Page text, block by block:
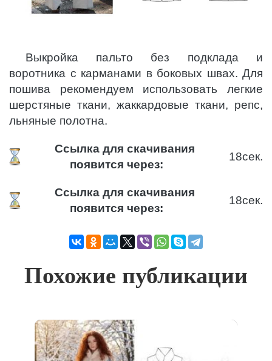
Выкройка пальто без подклада и
воротника с карманами в боковых швах. Для
пошива рекомендуем использовать легкие
шерстяные ткани, жаккардовые ткани, репс,
льняные полотна.
Ссылка для скачивания
появится через:
18сек.
Ссылка для скачивания
появится через:
18сек.
Похожие публикации